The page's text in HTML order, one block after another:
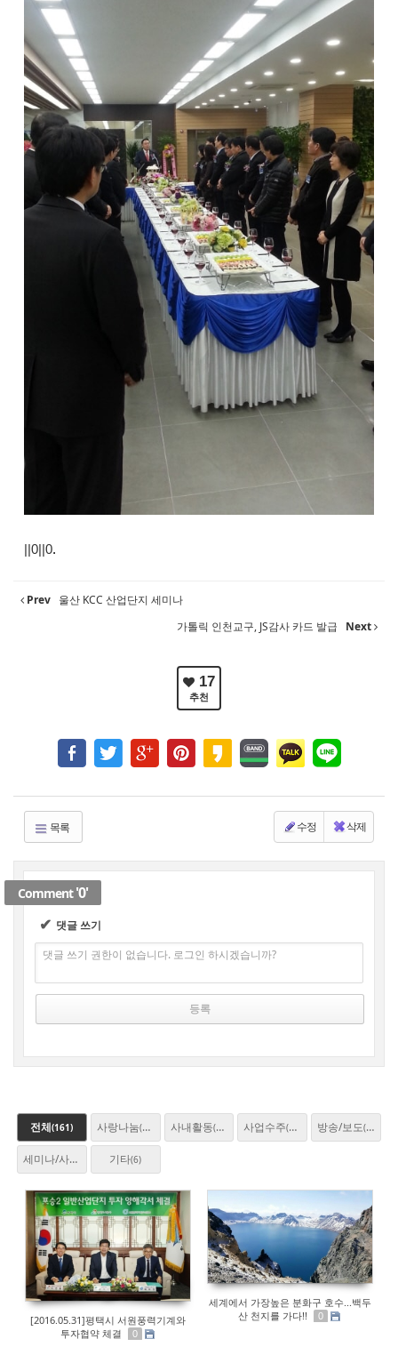
||0||0.
Prev 울산 KCC 산업단지 세미나
가톨릭 인천교구, JS감사 카드 발급
Next
17
추천
목록 수정 삭제
Comment'0'
✔ 댓글 쓰기
댓글 쓰기 권한이 없습니다. 로그인 하시겠습니까?
전체(161) 사랑나눔(23) 사내활동(30) 사업수주(25) 방송/보도(46)
세미나/사업설명회 (27)
기타(6)
[2016.05.31]평택시 서원풍력기계와
투자협약 체결
0
세계에서 가장높은 분화구 호수...백두
산 천지를 가다!!
0